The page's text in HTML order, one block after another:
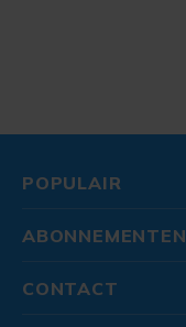
POPULAIR
ABONNEMENTEN
CONTACT